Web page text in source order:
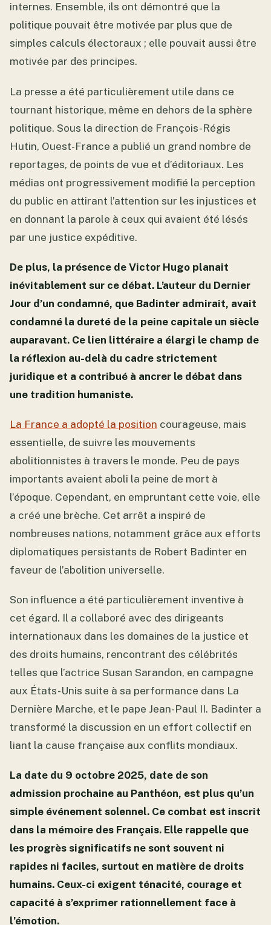
internes. Ensemble, ils ont démontré que la
politique pouvait être motivée par plus que de
simples calculs électoraux ; elle pouvait aussi être
motivée par des principes.
La presse a été particulièrement utile dans ce
tournant historique, même en dehors de la sphère
politique. Sous la direction de François-Régis
Hutin, Ouest-France a publié un grand nombre de
reportages, de points de vue et d’éditoriaux. Les
médias ont progressivement modifié la perception
du public en attirant l’attention sur les injustices et
en donnant la parole à ceux qui avaient été lésés
par une justice expéditive.
De plus, la présence de Victor Hugo planait
inévitablement sur ce débat. L’auteur du Dernier
Jour d’un condamné, que Badinter admirait, avait
condamné la dureté de la peine capitale un siècle
auparavant. Ce lien littéraire a élargi le champ de
la réflexion au-delà du cadre strictement
juridique et a contribué à ancrer le débat dans
une tradition humaniste.
La France a adopté la position courageuse, mais
essentielle, de suivre les mouvements
abolitionnistes à travers le monde. Peu de pays
importants avaient aboli la peine de mort à
l’époque. Cependant, en empruntant cette voie, elle
a créé une brèche. Cet arrêt a inspiré de
nombreuses nations, notamment grâce aux efforts
diplomatiques persistants de Robert Badinter en
faveur de l’abolition universelle.
Son influence a été particulièrement inventive à
cet égard. Il a collaboré avec des dirigeants
internationaux dans les domaines de la justice et
des droits humains, rencontrant des célébrités
telles que l’actrice Susan Sarandon, en campagne
aux États-Unis suite à sa performance dans La
Dernière Marche, et le pape Jean-Paul II. Badinter a
transformé la discussion en un effort collectif en
liant la cause française aux conflits mondiaux.
La date du 9 octobre 2025, date de son
admission prochaine au Panthéon, est plus qu’un
simple événement solennel. Ce combat est inscrit
dans la mémoire des Français. Elle rappelle que
les progrès significatifs ne sont souvent ni
rapides ni faciles, surtout en matière de droits
humains. Ceux-ci exigent ténacité, courage et
capacité à s’exprimer rationnellement face à
l’émotion.